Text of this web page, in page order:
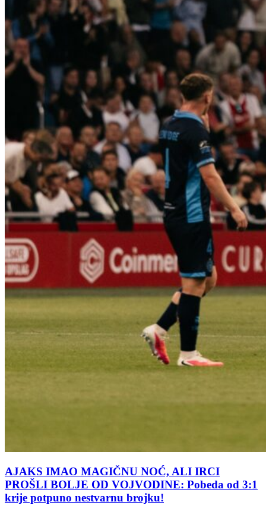
AJAKS IMAO MAGIČNU NOĆ, ALI IRCI
PROŠLI BOLJE OD VOJVODINE: Pobeda od 3:1
krije potpuno nestvarnu brojku!